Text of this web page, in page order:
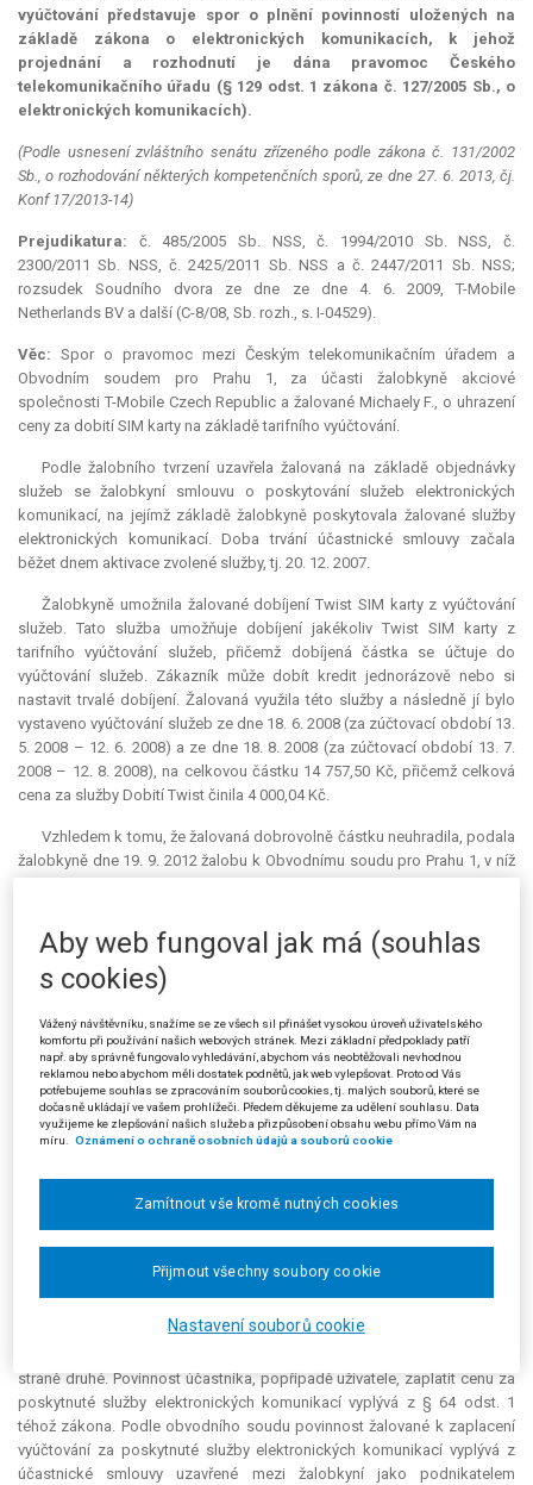
vyúčtování představuje spor o plnění povinností uložených na
základě zákona o elektronických komunikacích, k jehož
projednání a rozhodnutí je dána pravomoc Českého
telekomunikačního úřadu (§ 129 odst. 1 zákona č. 127/2005 Sb., o
elektronických komunikacích).
(Podle usnesení zvláštního senátu zřízeného podle zákona č. 131/2002
Sb., o rozhodování některých kompetenčních sporů, ze dne 27. 6. 2013, čj.
Konf 17/2013-14)
Prejudikatura: č. 485/2005 Sb. NSS, č. 1994/2010 Sb. NSS, č.
2300/2011 Sb. NSS, č. 2425/2011 Sb. NSS a č. 2447/2011 Sb. NSS;
rozsudek Soudního dvora ze dne ze dne 4. 6. 2009, T-Mobile
Netherlands BV a další (C-8/08, Sb. rozh., s. I-04529).
Věc: Spor o pravomoc mezi Českým telekomunikačním úřadem a
Obvodním soudem pro Prahu 1, za účasti žalobkyně akciové
společnosti T-Mobile Czech Republic a žalované Michaely F., o uhrazení
ceny za dobití SIM karty na základě tarifního vyúčtování.
Podle žalobního tvrzení uzavřela žalovaná na základě objednávky
služeb se žalobkyní smlouvu o poskytování služeb elektronických
komunikací, na jejímž základě žalobkyně poskytovala žalované služby
elektronických komunikací. Doba trvání účastnické smlouvy začala
běžet dnem aktivace zvolené služby, tj. 20. 12. 2007.
Žalobkyně umožnila žalované dobíjení Twist SIM karty z vyúčtování
služeb. Tato služba umožňuje dobíjení jakékoliv Twist SIM karty z
tarifního vyúčtování služeb, přičemž dobíjená částka se účtuje do
vyúčtování služeb. Zákazník může dobít kredit jednorázově nebo si
nastavit trvalé dobíjení. Žalovaná využila této služby a následně jí bylo
vystaveno vyúčtování služeb ze dne 18. 6. 2008 (za zúčtovací období 13.
5. 2008 – 12. 6. 2008) a ze dne 18. 8. 2008 (za zúčtovací období 13. 7.
2008 – 12. 8. 2008), na celkovou částku 14 757,50 Kč, přičemž celková
cena za služby Dobití Twist činila 4 000,04 Kč.
Vzhledem k tomu, že žalovaná dobrovolně částku neuhradila, podala
žalobkyně dne 19. 9. 2012 žalobu k Obvodnímu soudu pro Prahu 1, v níž
svém návrhu uvedla, že se domáhá zaplacení ceny za služby, které jsou
službami elektronických komunikací a k jejichž rozhodování by měl být
příslušný Český telekomunikační úřad. Ten však byl toho názoru, že
elektronických komunikacích, a proto odmítl rozhodovat v otázce
týkající se částky připadající na služby označené jako Dobití Twist.
Žalobkyně nicméně s argumentací Českého telekomunikačního úřadu
nesouhlasila a uvedla, že prostřednictvím služby Twist mohou zákazníci
využívat služby poskytované žalobkyní, především služby elektronických
komunikací, na principu předplacené služby, tj. využitím služeb do výše
žalobkyně poskytuje, a lze jej využít na všechny služby.
Obvodní soud usnesením ze dne 3. 1. 2013, čj. 16 C 194/2012-13,
postoupena Českému telekomunikačnímu úřadu. V odůvodnění uvedl,
telekomunikační úřad rozhoduje spory mezi osobou vykonávající
straně druhé. Povinnost účastníka, popřípadě uživatele, zaplatit cenu za
poskytnuté služby elektronických komunikací vyplývá z § 64 odst. 1
téhož zákona. Podle obvodního soudu povinnost žalované k zaplacení
vyúčtování za poskytnuté služby elektronických komunikací vyplývá z
účastnické smlouvy uzavřené mezi žalobkyní jako podnikatelem
Aby web fungoval jak má (souhlas
s cookies)
Vážený návštěvníku, snažíme se ze všech sil přinášet vysokou úroveň uživatelského
komfortu při používání našich webových stránek. Mezi základní předpoklady patří
např. aby správně fungovalo vyhledávání, abychom vás neobtěžovali nevhodnou
reklamou nebo abychom měli dostatek podnětů, jak web vylepšovat. Proto od Vás
potřebujeme souhlas se zpracováním souborů cookies, tj. malých souborů, které se
dočasně ukládají ve vašem prohlížeči. Předem děkujeme za udělení souhlasu. Data
využijeme ke zlepšování našich služeb a přizpůsobení obsahu webu přímo Vám na
míru.
Oznámení o ochraně osobních údajů a souborů cookie
Nastavení souborů cookie
Zamítnout vše kromě nutných cookies
Přijmout všechny soubory cookie